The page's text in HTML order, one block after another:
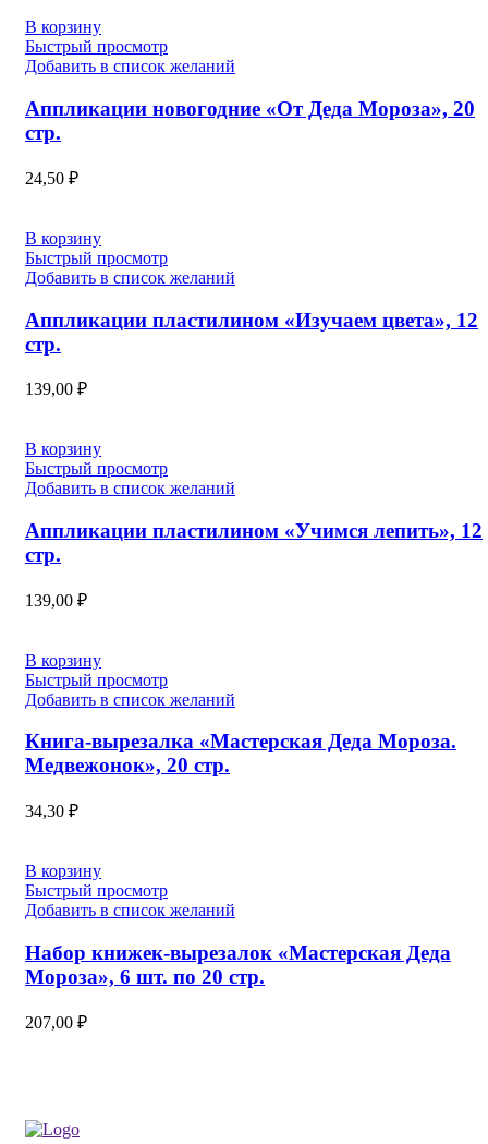
В корзину
Быстрый просмотр
Добавить в список желаний
Аппликации новогодние «От Деда Мороза», 20
стр.
24,50 ₽
В корзину
Быстрый просмотр
Добавить в список желаний
Аппликации пластилином «Изучаем цвета», 12
стр.
139,00 ₽
В корзину
Быстрый просмотр
Добавить в список желаний
Аппликации пластилином «Учимся лепить», 12
стр.
139,00 ₽
В корзину
Быстрый просмотр
Добавить в список желаний
Книга-вырезалка «Мастерская Деда Мороза.
Медвежонок», 20 стр.
34,30 ₽
В корзину
Быстрый просмотр
Добавить в список желаний
Набор книжек-вырезалок «Мастерская Деда
Мороза», 6 шт. по 20 стр.
207,00 ₽